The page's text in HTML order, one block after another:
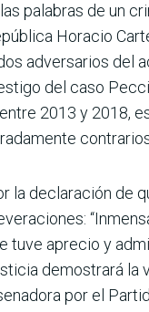
palabras de un
Horacio
adversarios del
del caso
2013 y 2018,
la declaración de
tuve aprecio y
demostrará la
por el